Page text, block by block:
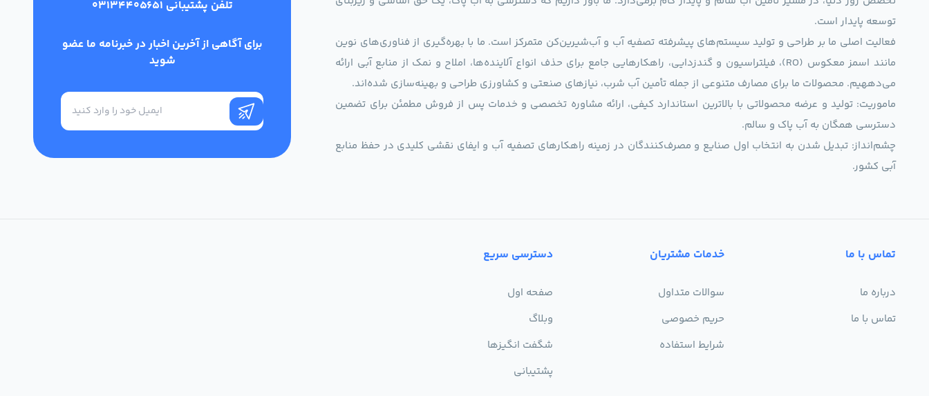
توسعه پایدار است.
فعالیت اصلی ما بر طراحی و تولید سیستم‌های پیشرفته تصفیه آب و آب‌شیرین‌کن متمرکز است. ما با بهره‌گیری از فناوری‌های نوین
مانند اسمز معکوس (RO)، فیلتراسیون و گندزدایی، راهکارهایی جامع برای حذف انواع آلاینده‌ها، املاح و نمک از منابع آبی ارائه
می‌دههیم. محصولات ما برای مصارف متنوعی از جمله تأمین آب شرب، نیازهای صنعتی و کشاورزی طراحی و بهینه‌سازی شده‌اند.
ماموریت: تولید و عرضه محصولاتی با بالاترین استاندارد کیفی، ارائه مشاوره تخصصی و خدمات پس از فروش مطمئن برای تضمین
دسترسی همگان به آب پاک و سالم.
چشم‌انداز: تبدیل شدن به انتخاب اول صنایع و مصرف‌کنندگان در زمینه راهکارهای تصفیه آب و ایفای نقشی کلیدی در حفظ منابع
آبی کشور.
تلفن پشتیبانی 03134405651
برای آگاهی از آخرین اخبار در خبرنامه ما عضو
شوید
تماس با ما
درباره ما
تماس با ما
خدمات مشتریان
سوالات متداول
حریم خصوصی
شرایط استفاده
دسترسی سریع
صفحه اول
وبلاگ
شگفت انگیزها
پشتیبانی